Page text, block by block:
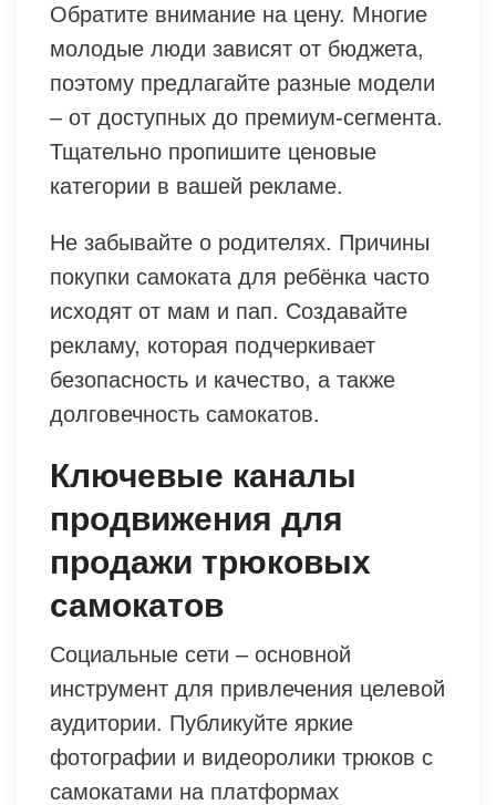
Обратите внимание на цену. Многие
молодые люди зависят от бюджета,
поэтому предлагайте разные модели
– от доступных до премиум-сегмента.
Тщательно пропишите ценовые
категории в вашей рекламе.
Не забывайте о родителях. Причины
покупки самоката для ребёнка часто
исходят от мам и пап. Создавайте
рекламу, которая подчеркивает
безопасность и качество, а также
долговечность самокатов.
Ключевые каналы
продвижения для
продажи трюковых
самокатов
Социальные сети – основной
инструмент для привлечения целевой
аудитории. Публикуйте яркие
фотографии и видеоролики трюков с
самокатами на платформах